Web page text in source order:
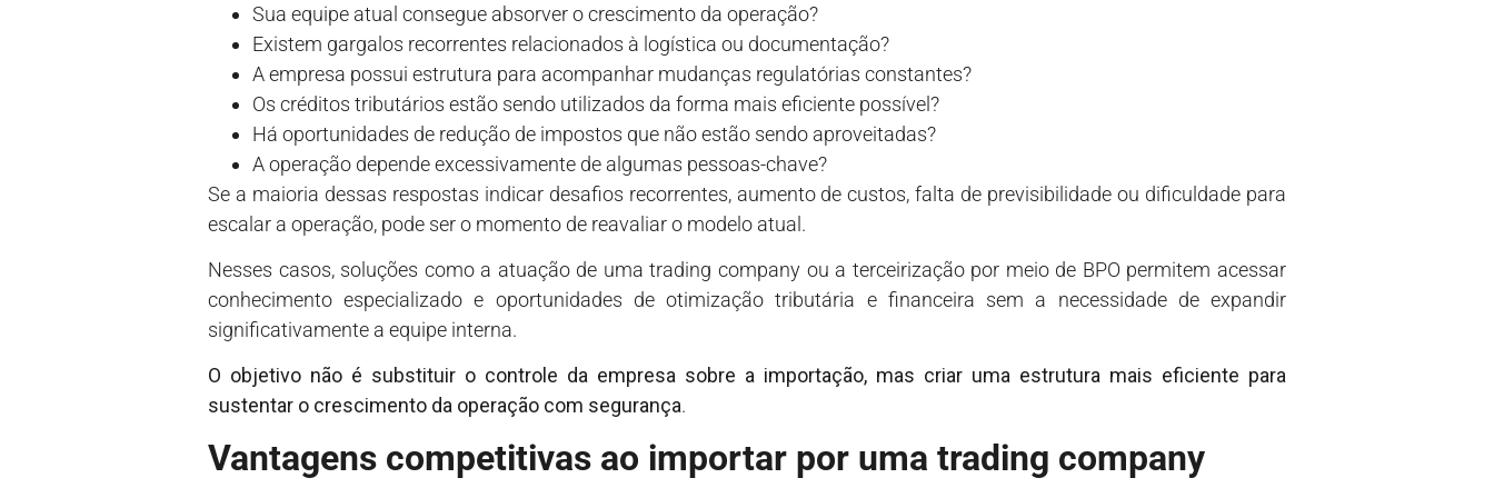
Sua equipe atual consegue absorver o crescimento da operação?
Existem gargalos recorrentes relacionados à logística ou documentação?
A empresa possui estrutura para acompanhar mudanças regulatórias constantes?
Os créditos tributários estão sendo utilizados da forma mais eficiente possível?
Há oportunidades de redução de impostos que não estão sendo aproveitadas?
A operação depende excessivamente de algumas pessoas-chave?
Se a maioria dessas respostas indicar desafios recorrentes, aumento de custos, falta de previsibilidade ou dificuldade para
escalar a operação, pode ser o momento de reavaliar o modelo atual.
Nesses casos, soluções como a atuação de uma trading company ou a terceirização por meio de BPO permitem acessar
conhecimento especializado e oportunidades de otimização tributária e financeira sem a necessidade de expandir
significativamente a equipe interna.
O objetivo não é substituir o controle da empresa sobre a importação, mas criar uma estrutura mais eficiente para
sustentar o crescimento da operação com segurança.
Vantagens competitivas ao importar por uma trading company